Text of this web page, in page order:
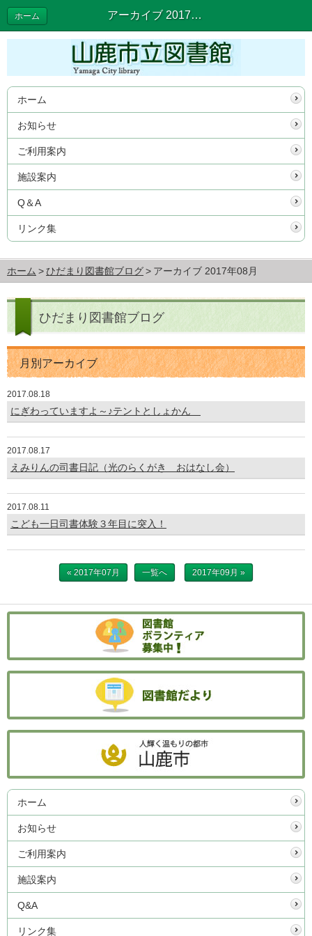
アーカイブ 2017年08月 | ひだまり図書館ブログ
ホーム
ホーム
お知らせ
ご利用案内
施設案内
Q＆A
リンク集
ホーム ひだまり図書館ブログ アーカイブ 2017年08月
ひだまり図書館ブログ
月別アーカイブ
2017.08.18
にぎわっていますよ～♪テントとしょかん
2017.08.17
えみりんの司書日記（光のらくがき おはなし会）
2017.08.11
こども一日司書体験３年目に突入！
« 2017年07月 一覧へ 2017年09月 »
ホーム
お知らせ
ご利用案内
施設案内
Q&A
リンク集